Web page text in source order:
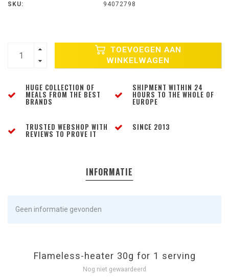
SKU:
94072798
TOEVOEGEN AAN
WINKELWAGEN
HUGE COLLECTION OF
MEALS FROM THE BEST
BRANDS
SHIPMENT WITHIN 24
HOURS TO THE WHOLE OF
EUROPE
TRUSTED WEBSHOP WITH
REVIEWS TO PROVE IT
SINCE 2013
INFORMATIE
Geen informatie gevonden
Flameless-heater 30g for 1 serving
Nog niet gewaardeerd